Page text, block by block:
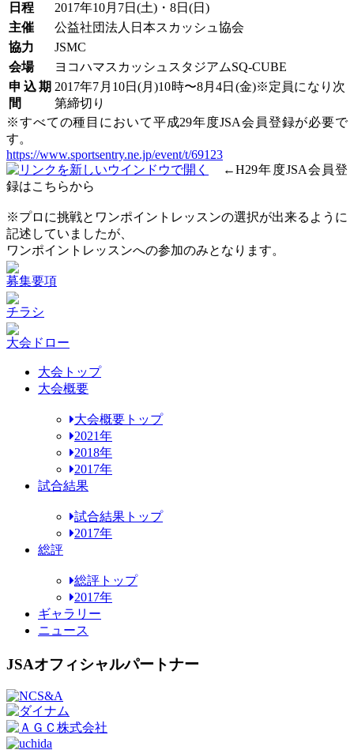
日程
2017年10月7日(土)・8日(日)
主催
公益社団法人日本スカッシュ協会
協力
JSMC
会場
ヨコハマスカッシュスタジアムSQ-CUBE
申込期
間
2017年7月10日(月)10時〜8月4日(金)※定員になり次
第締切り
※すべての種目において平成29年度JSA会員登録が必要で
す。
https://www.sportsentry.ne.jp/event/t/69123
←H29年度JSA会員登
録はこちらから
※プロに挑戦とワンポイントレッスンの選択が出来るように
記述していましたが、
ワンポイントレッスンへの参加のみとなります。
募集要項
チラシ
大会ドロー
大会トップ
大会概要
大会概要トップ
2021年
2018年
2017年
試合結果
試合結果トップ
2017年
総評
総評トップ
2017年
ギャラリー
ニュース
JSAオフィシャルパートナー